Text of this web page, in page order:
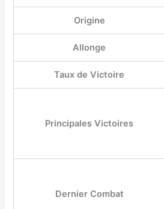
Origine
Allonge
Taux de Victoire
Principales Victoires
Dernier Combat